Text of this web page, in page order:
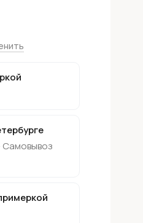
Самовывоз